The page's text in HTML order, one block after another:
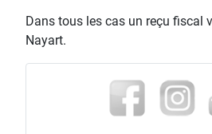
Dans tous les cas un reçu fiscal
Nayart.